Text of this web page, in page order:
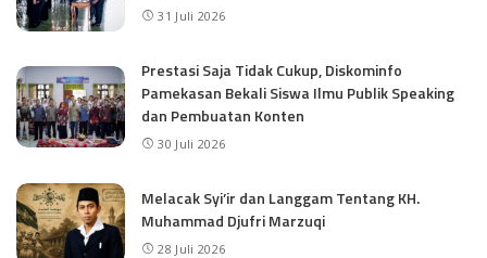
31 Juli 2026
Prestasi Saja Tidak Cukup, Diskominfo
Pamekasan Bekali Siswa Ilmu Publik Speaking
dan Pembuatan Konten
30 Juli 2026
Melacak Syi’ir dan Langgam Tentang KH.
Muhammad Djufri Marzuqi
28 Juli 2026